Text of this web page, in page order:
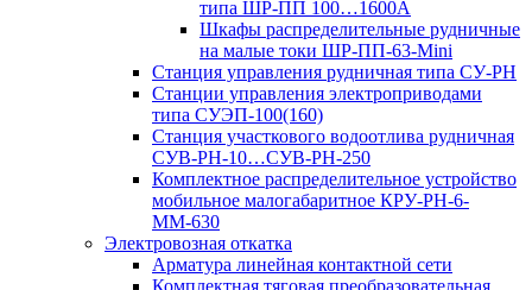
типа ШР-ПП 100…1600А
Шкафы распределительные рудничные
на малые токи ШР-ПП-63-Mini
Станция управления рудничная типа СУ-РН
Станции управления электроприводами
типа СУЭП-100(160)
Станция участкового водоотлива рудничная
СУВ-РН-10…СУВ-РН-250
Комплектное распределительное устройство
мобильное малогабаритное КРУ-РН-6-
ММ-630
Электровозная откатка
Арматура линейная контактной сети
Комплектная тяговая преобразовательная